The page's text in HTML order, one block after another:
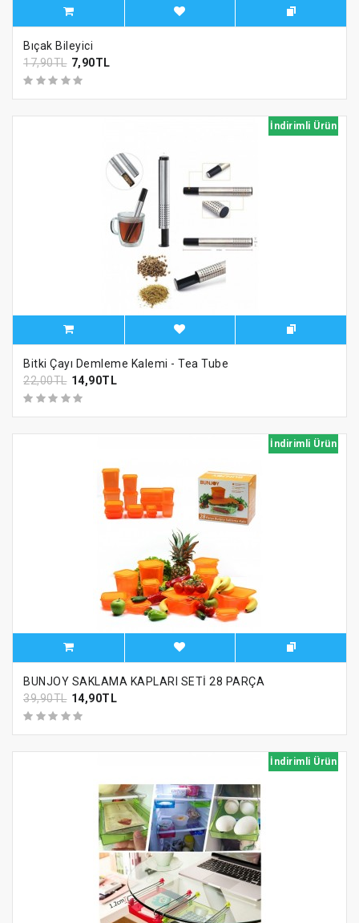
Bıçak Bileyici
17,90TL 7,90TL
İndirimli Ürün
Bitki Çayı Demleme Kalemi - Tea Tube
22,00TL 14,90TL
İndirimli Ürün
BUNJOY SAKLAMA KAPLARI SETİ 28 PARÇA
39,90TL 14,90TL
İndirimli Ürün